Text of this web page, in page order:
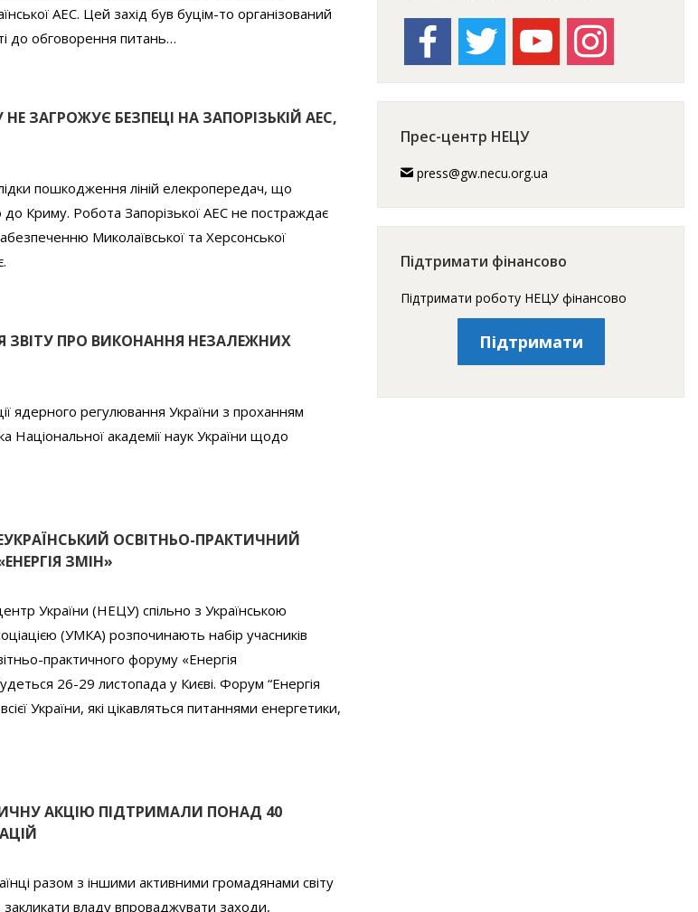
АЕС. Цей захід був буцім-то організований
до обговорення питань…
ЗАГРОЖУЄ БЕЗПЕЦІ НА ЗАПОРІЗЬКІЙ АЕС,
пошкодження ліній елекропередач, що
Криму. Робота Запорізької АЕС не постраждає
Миколаївської та Херсонської
ПРО ВИКОНАННЯ НЕЗАЛЕЖНИХ
ядерного регулювання України з проханням
Національної академії наук України щодо
ОСВІТНЬО-ПРАКТИЧНИЙ
ЗМІН»
України (НЕЦУ) спільно з Українською
(УМКА) розпочинають набір учасників
практичного форуму «Енергія
26-29 листопада у Києві. Форум “Енергія
України, які цікавляться питаннями енергетики,
АКЦІЮ ПІДТРИМАЛИ ПОНАД 40
разом з іншими активними громадянами світу
закликати владу впроваджувати заходи,
facebook twitter youtube instagram
Прес-центр НЕЦУ
press@gw.necu.org.ua
Підтримати фінансово
Підтримати роботу НЕЦУ фінансово
Підтримати